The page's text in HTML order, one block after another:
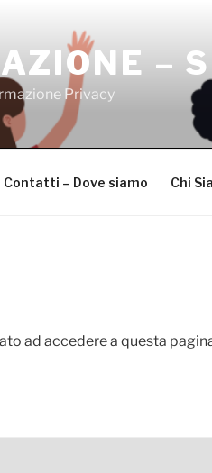
–
Privacy
Contatti – Dove siamo Chi
ad accedere a questa